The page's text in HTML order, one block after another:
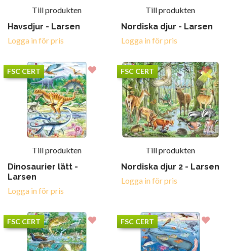
Till produkten
Havsdjur - Larsen
Logga in för pris
Till produkten
Nordiska djur - Larsen
Logga in för pris
FSC CERT
Till produkten
Dinosaurier lätt -
Larsen
Logga in för pris
FSC CERT
Till produkten
Nordiska djur 2 - Larsen
Logga in för pris
FSC CERT FSC CERT